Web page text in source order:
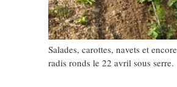
Salades, carottes, navets et
radis ronds le 22 avril sous serre.